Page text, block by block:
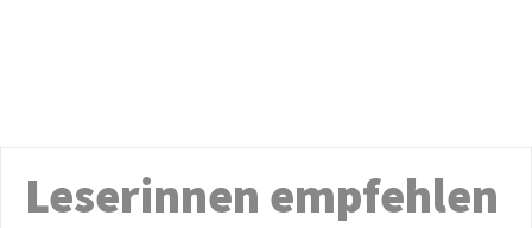
Leserinnen empfehlen